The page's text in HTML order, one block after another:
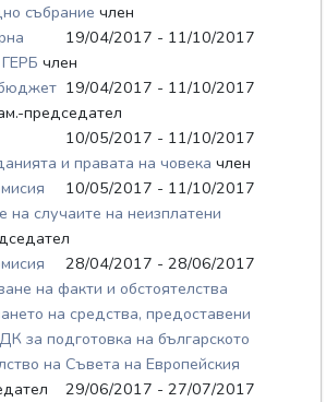
събраниечлен
19/04/2017 - 11/10/2017
ГЕРБчлен
19/04/2017 - 11/10/2017
председател
10/05/2017 - 11/10/2017
и правата на човекачлен
10/05/2017 - 11/10/2017
на случаите на неизплатени
28/04/2017 - 28/06/2017
на факти и обстоятелства
на средства, предоставени
за подготовка на българското
на Съвета на Европейския
29/06/2017 - 27/07/2017